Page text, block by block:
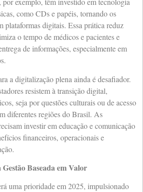
como CDs e papéis, tornando os
plataformas digitais. Essa prática reduz
o tempo de médicos e pacientes e
de informações, especialmente em
a digitalização plena ainda é desafiador.
resistem à transição digital,
seja por questões culturais ou de acesso
diferentes regiões do Brasil. As
investir em educação e comunicação
financeiros, operacionais e
Gestão Baseada em Valor
uma prioridade em 2025, impulsionado